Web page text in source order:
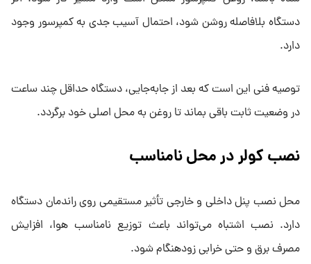
دستگاه بلافاصله روشن شود، احتمال آسیب جدی به کمپرسور وجود
دارد.
توصیه فنی این است که بعد از جابه‌جایی، دستگاه حداقل چند ساعت
در وضعیت ثابت باقی بماند تا روغن به محل اصلی خود برگردد.
نصب کولر در محل نامناسب
محل نصب پنل داخلی و خارجی تأثیر مستقیمی روی راندمان دستگاه
دارد. نصب اشتباه می‌تواند باعث توزیع نامناسب هوا، افزایش
مصرف برق و حتی خرابی زودهنگام شود.